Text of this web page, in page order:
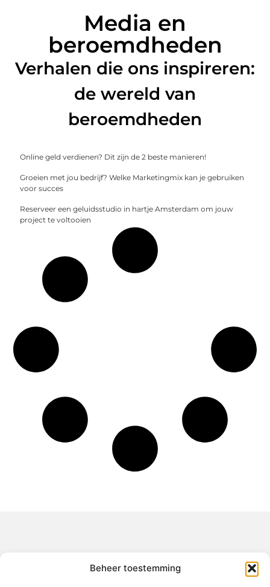
Beheer toestemming
Media en
beroemdheden
Verhalen die ons inspireren:
de wereld van
beroemdheden
Online geld verdienen? Dit zijn de 2 beste manieren!
Groeien met jou bedrijf? Welke Marketingmix kan je gebruiken
voor succes
Reserveer een geluidsstudio in hartje Amsterdam om jouw
project te voltooien
Jouw gids voor inspiratie en tips uit het dagelijks leven.
Ontdek een brede verzameling blogs en artikelen die je helpen